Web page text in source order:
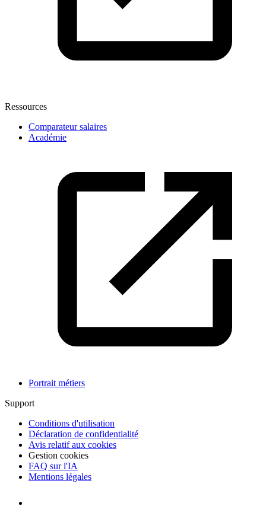
Ressources
Comparateur salaires
Académie
Portrait métiers
Support
Conditions d'utilisation
Déclaration de confidentialité
Avis relatif aux cookies
Gestion cookies
FAQ sur l'IA
Mentions légales